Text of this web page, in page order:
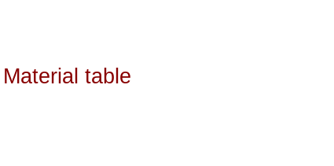
Material table